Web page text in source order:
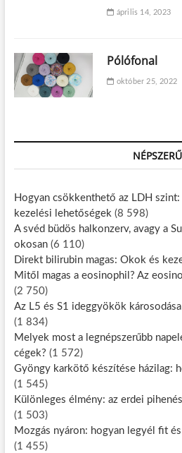
április 14, 2023
Pólófonal
október 25, 2022
NÉPSZERŰ
Hogyan csökkenthető az LDH
kezelési lehetőségek (8 598)
A svéd büdös halkonzerv, avagy a
okosan (6 110)
Direkt bilirubin magas: Okok és
Mitől magas a eosinophil? Az
(2 750)
Az L5 és S1 ideggyökök
(1 834)
Melyek most a legnépszerűbb
cégek? (1 572)
Gyöngy karkötő készítése házilag:
(1 545)
Különleges élmény: az erdei
(1 503)
Mozgás nyáron: hogyan legyél fit
(1 455)